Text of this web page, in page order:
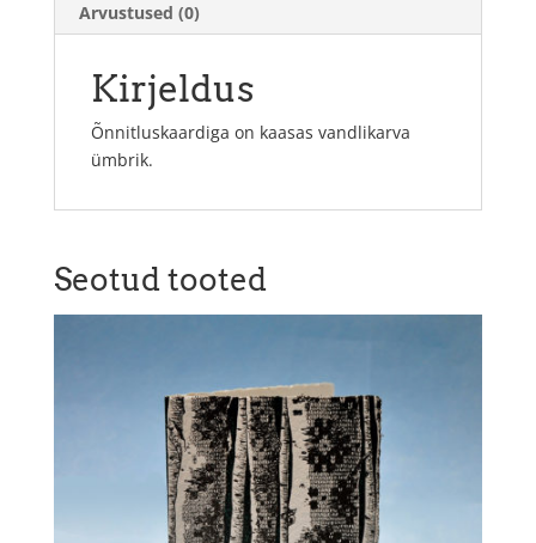
Arvustused (0)
Kirjeldus
Õnnitluskaardiga on kaasas vandlikarva
ümbrik.
Seotud tooted